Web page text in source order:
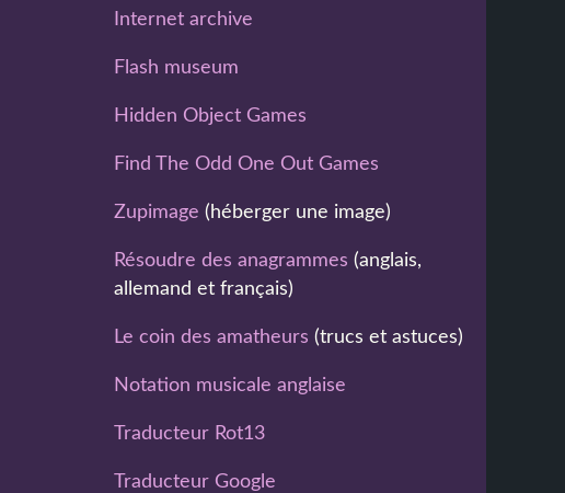
Internet archive
Flash museum
Hidden Object Games
Find The Odd One Out Games
Zupimage (héberger une image)
Résoudre des anagrammes (anglais,
allemand et français)
Le coin des amatheurs (trucs et astuces)
Notation musicale anglaise
Traducteur Rot13
Traducteur Google